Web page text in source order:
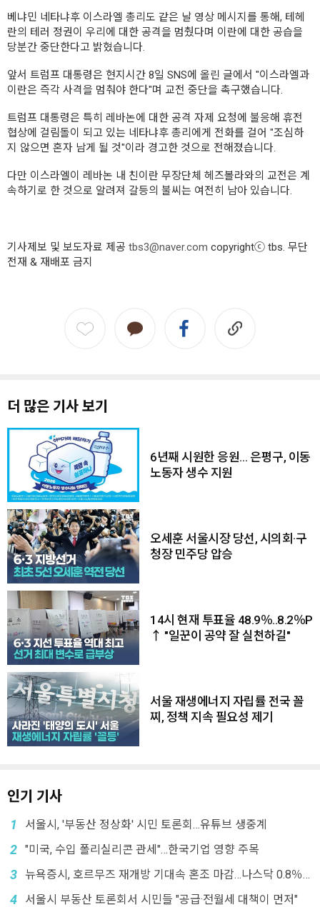
베냐민 네타냐후 이스라엘 총리도 같은 날 영상 메시지를 통해, 테헤
란의 테러 정권이 우리에 대한 공격을 멈췄다며 이란에 대한 공습을
당분간 중단한다고 밝혔습니다.
앞서 트럼프 대통령은 현지시간 8일 SNS에 올린 글에서 "이스라엘과
이란은 즉각 사격을 멈춰야 한다"며 교전 중단을 촉구했습니다.
트럼프 대통령은 특히 레바논에 대한 공격 자제 요청에 불응해 휴전
협상에 걸림돌이 되고 있는 네타냐후 총리에게 전화를 걸어 "조심하
지 않으면 혼자 남게 될 것"이라 경고한 것으로 전해졌습니다.
다만 이스라엘이 레바논 내 친이란 무장단체 헤즈볼라와의 교전은 계
속하기로 한 것으로 알려져 갈등의 불씨는 여전히 남아 있습니다.
기사제보 및 보도자료 제공 tbs3@naver.com copyrightⓒ tbs. 무단
전재 & 재배포 금지
더 많은 기사 보기
6년째 시원한 응원… 은평구, 이동
노동자 생수 지원
오세훈 서울시장 당선, 시의회·구
청장 민주당 압승
14시 현재 투표율 48.9％..8.2％P
↑ "일꾼이 공약 잘 실천하길"
서울 재생에너지 자립률 전국 꼴
찌, 정책 지속 필요성 제기
인기 기사
1 서울시, '부동산 정상화' 시민 토론회…유튜브 생중계
2 "미국, 수입 폴리실리콘 관세"…한국기업 영향 주목
3
뉴욕증시, 호르무즈 재개방 기대속 혼조 마감…나스닥 0.8％
4 서울시 부동산 토론회서 시민들 "공급·전월세 대책이 먼저"